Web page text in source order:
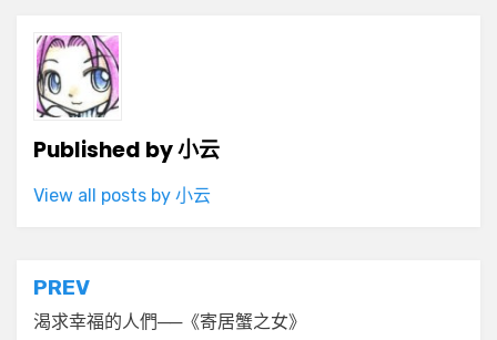
Published by小云
View all posts by 小云
文
章
PREV
渴求幸福的人們──《寄居蟹之女》